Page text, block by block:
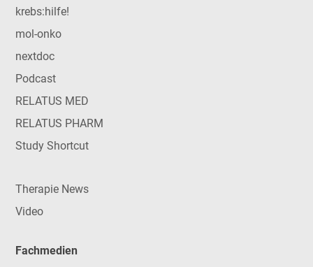
krebs:hilfe!
mol-onko
nextdoc
Podcast
RELATUS MED
RELATUS PHARM
Study Shortcut
Therapie News
Video
Fachmedien